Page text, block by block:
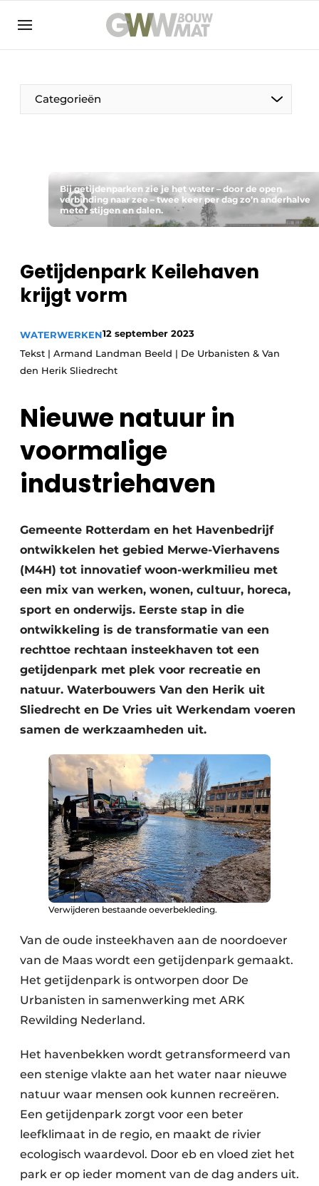
NL EN
Categorieën
Vrouw in de bouw
Duurzaamheid & Innovatie
Fundering
Sloop & Recycling
Bouwtransport
Machines & Materieel
Bij getijdenparken zie je het water – door de open
verbinding naar zee – twee keer per dag zo’n anderhalve
meter stijgen en dalen.
Getijdenpark Keilehaven
krijgt vorm
WATERWERKEN12 september 2023
Tekst | Armand Landman Beeld | De Urbanisten & Van
den Herik Sliedrecht
Nieuwe natuur in
voormalige
industriehaven
Gemeente Rotterdam en het Havenbedrijf
ontwikkelen het gebied Merwe-Vierhavens
(M4H) tot innovatief woon-werkmilieu met
een mix van werken, wonen, cultuur, horeca,
sport en onderwijs. Eerste stap in die
ontwikkeling is de transformatie van een
rechttoe rechtaan insteekhaven tot een
getijdenpark met plek voor recreatie en
natuur. Waterbouwers Van den Herik uit
Sliedrecht en De Vries uit Werkendam voeren
samen de werkzaamheden uit.
Verwijderen bestaande oeverbekleding.
Van de oude insteekhaven aan de noordoever
van de Maas wordt een getijdenpark gemaakt.
Het getijdenpark is ontworpen door De
Urbanisten in samenwerking met ARK
Rewilding Nederland.
Het havenbekken wordt getransformeerd van
een stenige vlakte aan het water naar nieuwe
natuur waar mensen ook kunnen recreëren.
Een getijdenpark zorgt voor een beter
leefklimaat in de regio, en maakt de rivier
ecologisch waardevol. Door eb en vloed ziet het
park er op ieder moment van de dag anders uit.